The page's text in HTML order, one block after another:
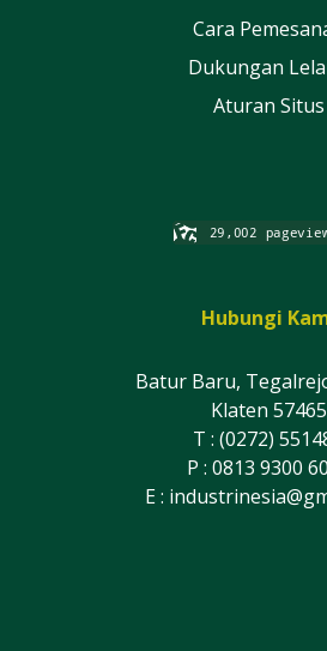
Cara
Dukungan
Aturan Situs
Hubungi
Batur Baru,
Klaten 57465
T : (0272)
P : 0813 9300
E :